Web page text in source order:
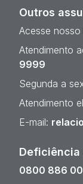
Outros
Acesse nosso
Atendimento
9999
Segunda a
Atendimento
E-mail:
0800 886